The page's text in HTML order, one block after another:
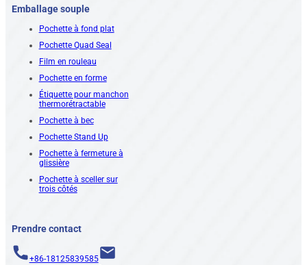
Emballage souple
Pochette à fond plat
Pochette Quad Seal
Film en rouleau
Pochette en forme
Étiquette pour manchon
thermorétractable
Pochette à bec
Pochette Stand Up
Pochette à fermeture à
glissière
Pochette à sceller sur
trois côtés
Prendre contact
+86-18125839585